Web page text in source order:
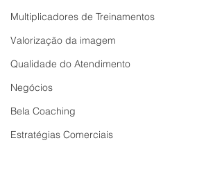
Multiplicadores de Treinamentos
Valorização da imagem
Qualidade do Atendimento
Negócios
Bela Coaching
Estratégias Comerciais